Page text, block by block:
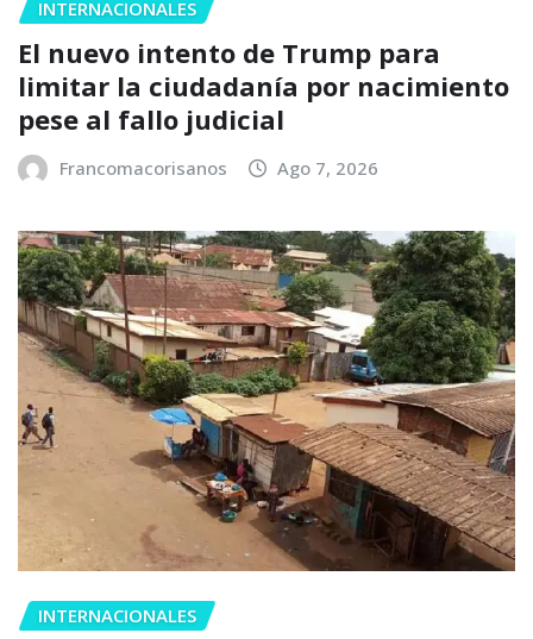
INTERNACIONALES
El nuevo intento de Trump para
limitar la ciudadanía por nacimiento
pese al fallo judicial
Francomacorisanos Ago 7, 2026
INTERNACIONALES